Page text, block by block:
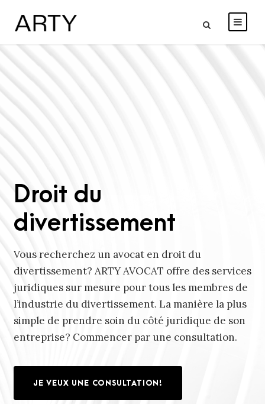
Droit du
divertissement
Vous recherchez un avocat en droit du
divertissement? ARTY AVOCAT offre des services
juridiques sur mesure pour tous les membres de
l’industrie du divertissement. La manière la plus
simple de prendre soin du côté juridique de son
entreprise? Commencer par une consultation.
JE VEUX UNE CONSULTATION!